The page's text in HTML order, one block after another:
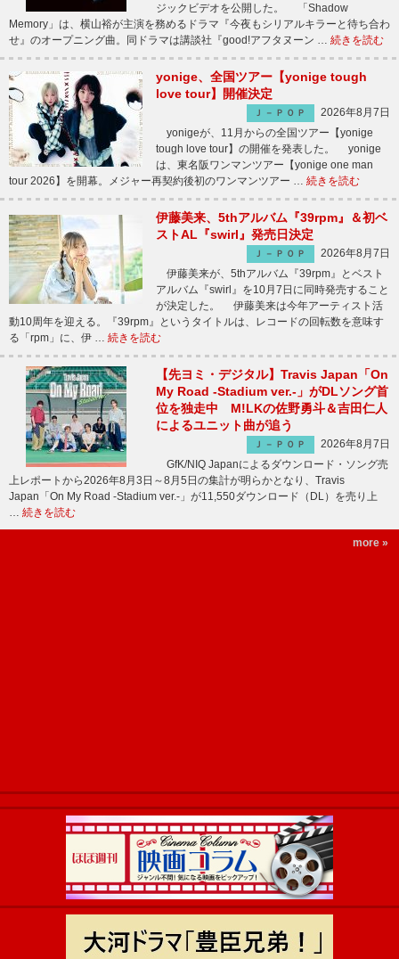
ジックビデオを公開した。 「Shadow
Memory」は、横山裕が主演を務めるドラマ『今夜もシリアルキラーと待ち合わ
せ』のオープニング曲。同ドラマは講談社『good!アフタヌーン … 続きを読む
yonige、全国ツアー【yonige tough
love tour】開催決定
Ｊ－ＰＯＰ
2026年8月7日
yonigeが、11月からの全国ツアー【yonige
tough love tour】の開催を発表した。 yonige
は、東名阪ワンマンツアー【yonige one man
tour 2026】を開幕。メジャー再契約後初のワンマンツアー … 続きを読む
伊藤美来、5thアルバム『39rpm』＆初ベ
ストAL『swirl』発売日決定
Ｊ－ＰＯＰ
2026年8月7日
伊藤美来が、5thアルバム『39rpm』とベスト
アルバム『swirl』を10月7日に同時発売すること
が決定した。 伊藤美来は今年アーティスト活
動10周年を迎える。『39rpm』というタイトルは、レコードの回転数を意味す
る「rpm」に、伊 … 続きを読む
【先ヨミ・デジタル】Travis Japan「On
My Road -Stadium ver.-」がDLソング首
位を独走中 M!LKの佐野勇斗＆吉田仁人
によるユニット曲が追う
Ｊ－ＰＯＰ
2026年8月7日
GfK/NIQ Japanによるダウンロード・ソング売
上レポートから2026年8月3日～8月5日の集計が明らかとなり、Travis
Japan「On My Road -Stadium ver.-」が11,550ダウンロード（DL）を売り上
続きを読む
more »